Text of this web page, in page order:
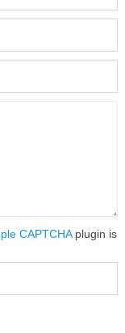
CAPTCHAplugin is